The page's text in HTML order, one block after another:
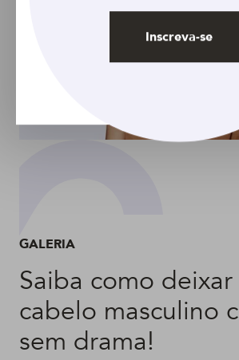
GALERIA
Saiba como
cabelo masculino
sem drama!
Inscreva-se